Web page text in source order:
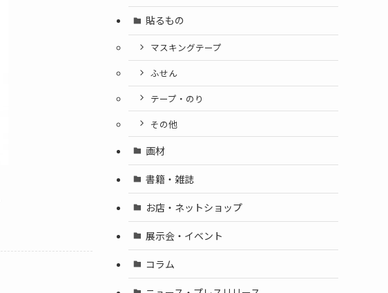
貼るもの
マスキングテープ
ふせん
テープ・のり
その他
画材
書籍・雑誌
お店・ネットショップ
展示会・イベント
コラム